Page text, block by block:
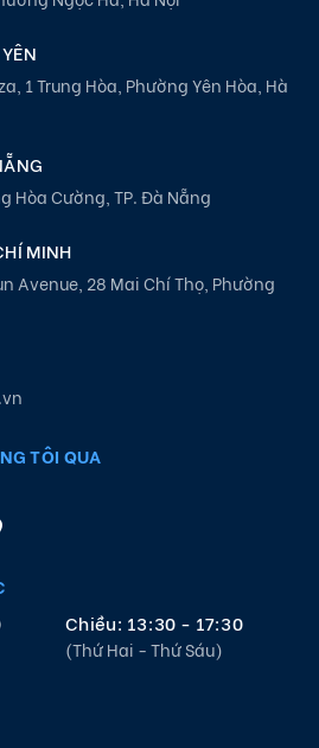
1 Trung Hòa, Phường Yên Hòa, Hà
Hòa Cường, TP. Đà Nẵng
MINH
Avenue, 28 Mai Chí Thọ, Phường
TÔI QUA
Chiều: 13:30 - 17:30
(Thứ Hai - Thứ Sáu)